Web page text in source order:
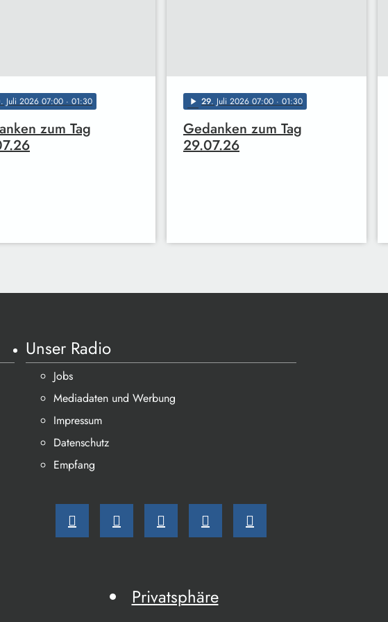
. Juli 2026 07:00 · 01:30
zum Tag
play_arrow 29. Juli 2026 07:00 · 01:30
Gedanken zum Tag
29.07.26
Unser Radio
Jobs
Mediadaten und Werbung
Impressum
Datenschutz
Empfang
Privatsphäre